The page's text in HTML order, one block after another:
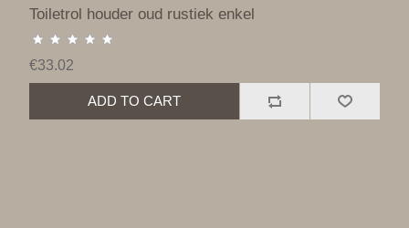
Toiletrol houder oud rustiek enkel
€33.02
ADD TO CART